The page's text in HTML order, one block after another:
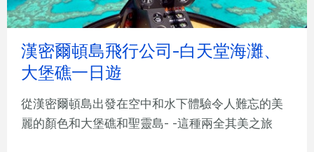
漢密爾頓島飛行公司-白天堂海灘、
大堡礁一日遊
從漢密爾頓島出發在空中和水下體驗令人難忘的美
麗的顏色和大堡礁和聖靈島- -這種兩全其美之旅